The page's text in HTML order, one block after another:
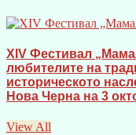
XIV Фестивал
любителите на
историческото
Нова Черна на 3
View All